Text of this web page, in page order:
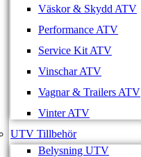
Väskor & Skydd ATV
Performance ATV
Service Kit ATV
Vinschar ATV
Vagnar & Trailers ATV
Vinter ATV
UTV Tillbehör
Belysning UTV